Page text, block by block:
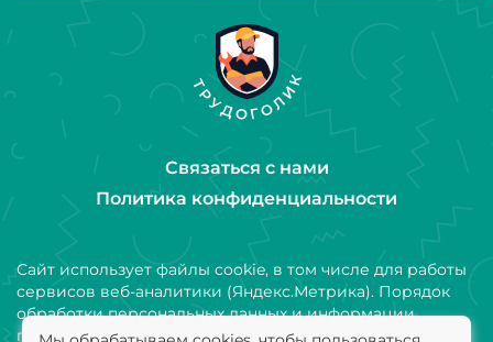
Связаться с нами
Политика конфиденциальности
Сайт использует файлы cookie, в том числе для работы
сервисов веб-аналитики (Яндекс.Метрика). Порядок
обработки персональных данных и информации,
получаемой с использованием файлов cookie,